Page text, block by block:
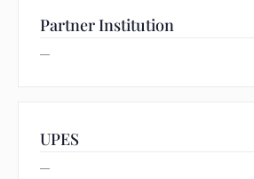
Partner Institution
—
UPES
—